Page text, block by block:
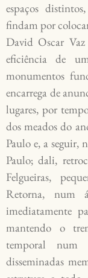
espaços
findam por
David Oscar
eficiência de
monumentos
encarrega de
lugares, por
dos meados do
Paulo e, a seguir,
Paulo; dali,
Felgueiras,
Retorna, num
imediatamente
mantendo o
temporal num
disseminadas